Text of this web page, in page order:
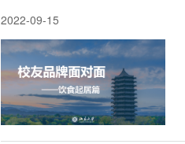
2022-09-15